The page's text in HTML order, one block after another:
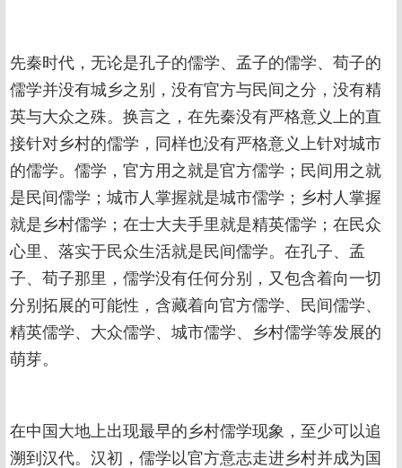
先秦时代，无论是孔子的儒学、孟子的儒学、荀子的
儒学并没有城乡之别，没有官方与民间之分，没有精
英与大众之殊。换言之，在先秦没有严格意义上的直
接针对乡村的儒学，同样也没有严格意义上针对城市
的儒学。儒学，官方用之就是官方儒学；民间用之就
是民间儒学；城市人掌握就是城市儒学；乡村人掌握
就是乡村儒学；在士大夫手里就是精英儒学；在民众
心里、落实于民众生活就是民间儒学。在孔子、孟
子、荀子那里，儒学没有任何分别，又包含着向一切
分别拓展的可能性，含藏着向官方儒学、民间儒学、
精英儒学、大众儒学、城市儒学、乡村儒学等发展的
萌芽。
在中国大地上出现最早的乡村儒学现象，至少可以追
溯到汉代。汉初，儒学以官方意志走进乡村并成为国